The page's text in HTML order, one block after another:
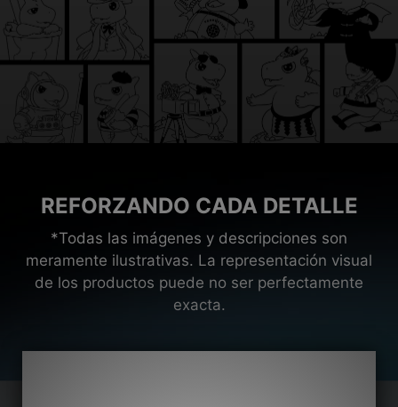
REFORZANDO CADA DETALLE
*Todas las imágenes y descripciones son
meramente ilustrativas. La representación visual
de los productos puede no ser perfectamente
exacta.